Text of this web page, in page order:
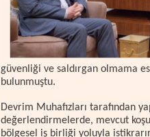
güvenliği ve saldırgan olmama
bulunmuştu.
Devrim Muhafızları tarafından
değerlendirmelerde, mevcut
bölgesel iş birliği yoluyla